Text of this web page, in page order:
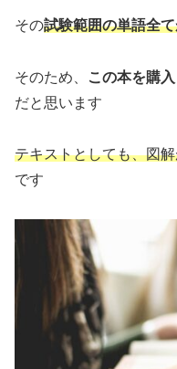
その試験範囲の単語全
そのため、
この本を購
だと思います
テキストとしても、図
です